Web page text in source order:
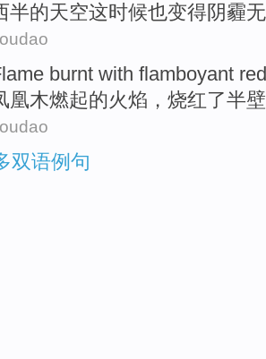
半的天空这时候也变得阴霾
burnt with flamboyant
凰木燃起的火焰 ， 烧红了半
双语例句